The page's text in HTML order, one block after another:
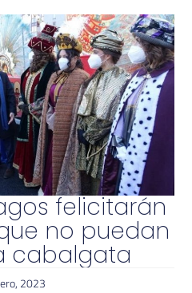
felicitarán
no puedan
cabalgata
2023